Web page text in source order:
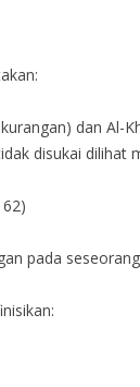
dan Al-
disukai dilihat
pada